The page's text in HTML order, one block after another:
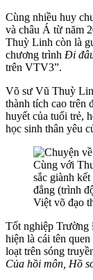
Cùng nhiều huy
và châu Á từ năm
Thuỳ Linh còn là
chương trình Đi
trên VTV3”.
Võ sư Vũ Thuỳ
thành tích cao trên
huyết của tuổi trẻ,
học sinh thân yêu
Cùng với
sắc giành
đẳng (trình
Việt võ đạo
Tốt nghiệp
hiện là cái tên
loạt trên sóng
Của hồi môn, Hồ